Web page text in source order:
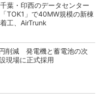
千葉・印西のデータセンター
「TOK1」で40MW規模の新棟
着工、AirTrunk
削減 発電機と蓄電池の次
現場に正式採用